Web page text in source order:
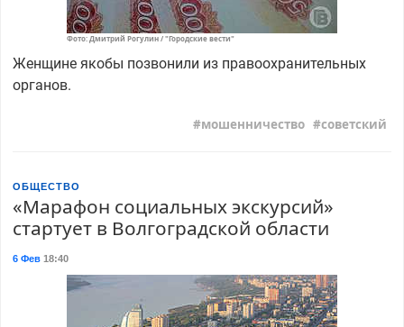
Фото: Дмитрий Рогулин / "Городские вести"
Женщине якобы позвонили из правоохранительных
органов.
мошенничество советский
ОБЩЕСТВО
«Марафон социальных экскурсий»
стартует в Волгоградской области
6 Фев18:40